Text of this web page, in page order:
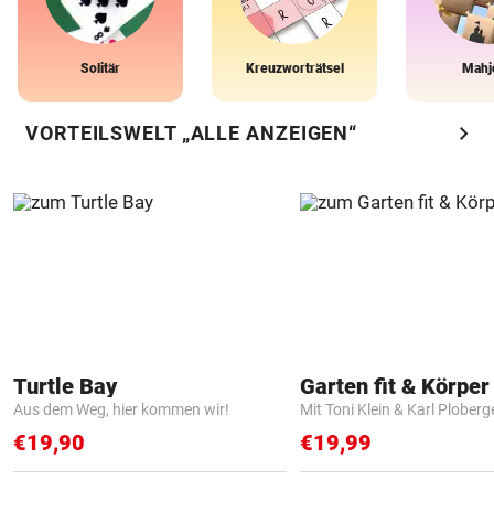
Solitär Kreuzworträtsel
VORTEILSWELT „ALLE ANZEIGEN“ chevron_right
Turtle Bay
Aus dem Weg, hier kommen wir!
€19,90
Garten fit &
Mit Toni Klein & Karl
€19,99